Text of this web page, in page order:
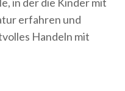
erfahren und
Handeln mit